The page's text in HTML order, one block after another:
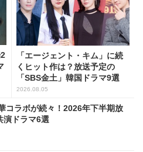
「エージェント・キム」に続
くヒット作は？放送予定の
「SBS金土」韓国ドラマ9選
2026.08.05
コラボが続々！2026年下半期放
演ドラマ6選